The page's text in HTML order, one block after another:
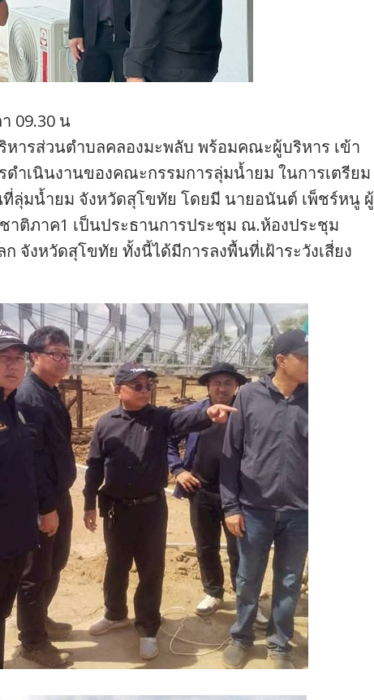
09.30 น
ารส่วนตำบลคลองมะพลับ พร้อมคณะผู้บริหาร เข้า
ำเนินงานของคณะกรรมการลุ่มน้ำยม ในการเตรียม
มน้ำยม จังหวัดสุโขทัย โดยมี นายอนันต์ เพ็ชร์หนู ผู้
าติภาค1 เป็นประธานการประชุม ณ.ห้องประชุม
จังหวัดสุโขทัย ทั้งนี้ได้มีการลงพื้นที่เฝ้าระวังเสี่ยง